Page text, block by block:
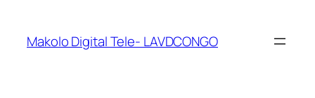
Makolo Digital Tele- LAVDCONGO